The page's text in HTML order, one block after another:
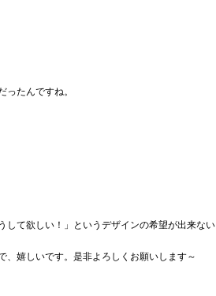
たんですね。
して欲しい！」というデザインの希望が出来ない
、嬉しいです。是非よろしくお願いします～